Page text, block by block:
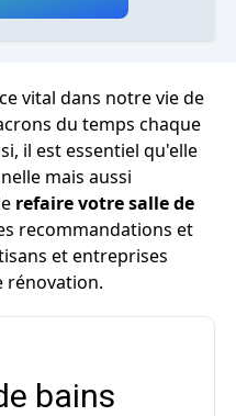
vital dans notre vie de
du temps chaque
il est essentiel qu'elle
mais aussi
refaire votre salle de
recommandations et
et entreprises
rénovation.
bains